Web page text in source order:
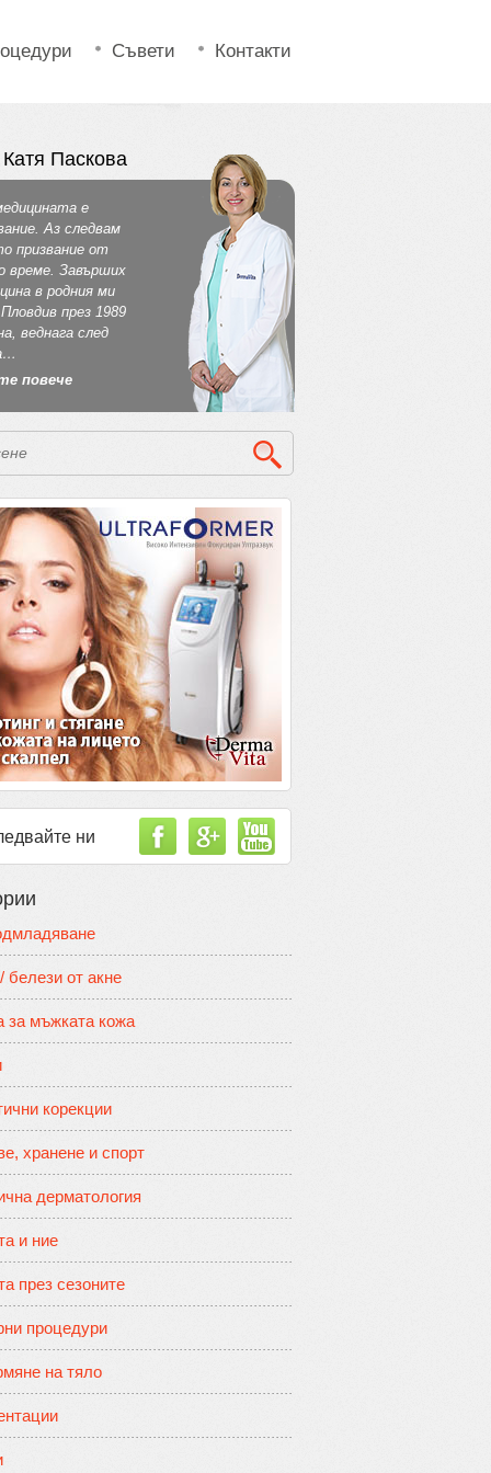
Съвети Контакти
Паскова
е
Аз следвам
призвание от
време. Завърших
в родния ми
през 1989
веднага след
повече
ни
белези от акне
за мъжката кожа
корекции
хранене и спорт
дерматология
и ние
през сезоните
процедури
на тяло